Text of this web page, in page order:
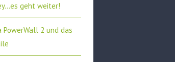
geht weiter!
PowerWall 2 und das